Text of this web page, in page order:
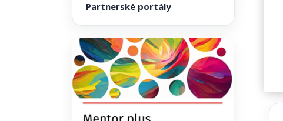
Partnerské portály